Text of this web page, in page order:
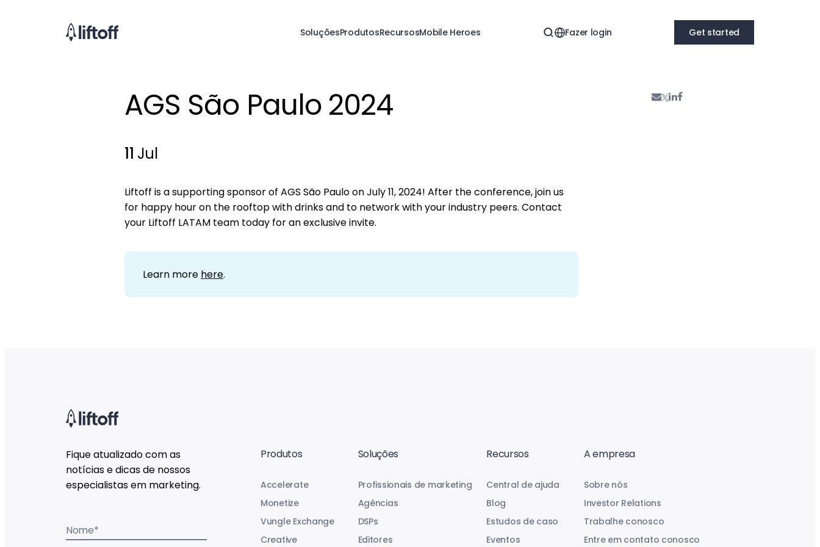
SoluçõesProdutosRecursosMobile Heroes Fazer login Get started
AGS São Paulo 2024
11 Jul
Liftoff is a supporting sponsor of AGS São Paulo on July 11, 2024! After the conference, join us
for happy hour on the rooftop with drinks and to network with your industry peers. Contact
your Liftoff LATAM team today for an exclusive invite.
Learn more here.
Fique atualizado com as
notícias e dicas de nossos
especialistas em marketing.
Nome*
Produtos
Accelerate
Monetize
Vungle Exchange
Creative
Soluções
Profissionais de marketing
Agências
DSPs
Editores
Recursos
Central de ajuda
Blog
Estudos de caso
Eventos
A empresa
Sobre nós
Investor Relations
Trabalhe conosco
Entre em contato conosco